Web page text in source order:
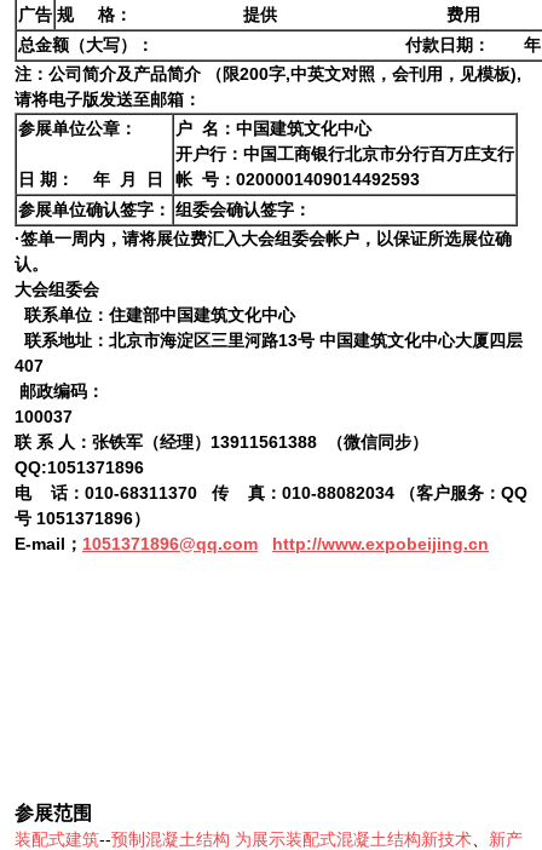
广告 规 格：
提供
费用
总金额（大写）：
付款日期：
注：公司简介及产品简介 （限200字,中英文对照，会刊用，见模板),
请将电子版发送至邮箱：
参展单位公章：
日 期： 年 月 日
户 名：中国建筑文化中心
开户行：中国工商银行北京市分行百万庄支行
帐 号：0200001409014492593
参展单位确认签字： 组委会确认签字：
·签单一周内，请将展位费汇入大会组委会帐户，以保证所选展位确
认。
大会组委会
联系单位：住建部中国建筑文化中心
联系地址：北京市海淀区三里河路13号 中国建筑文化中心大厦四层
407
邮政编码：
100037
联 系 人：张铁军（经理） 13911561388
（微信同步）
QQ:1051371896
电
话： 010-68311370 传 真： 010-88082034 （客户服务：QQ
号 1051371896）
E-mail ； 1051371896@qq.com http://www.expobeijing.cn
参展范围
装配式建筑--预制混凝土结构 为展示装配式混凝土结构新技术
新产